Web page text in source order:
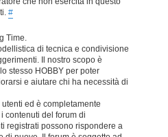
#
Time.
di tecnica e condivisione
Il nostro scopo è
stesso HOBBY per poter
e aiutare chi ha necessità di
ed è completamente
contenuti del forum di
registrati possono rispondere a